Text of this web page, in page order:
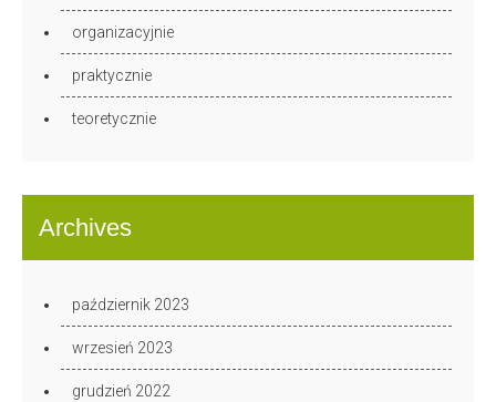
organizacyjnie
praktycznie
teoretycznie
Archives
październik 2023
wrzesień 2023
grudzień 2022